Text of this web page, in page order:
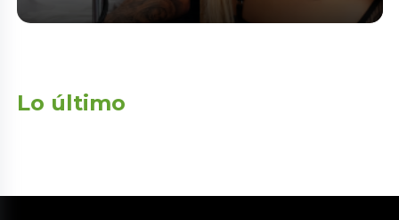
Lo último